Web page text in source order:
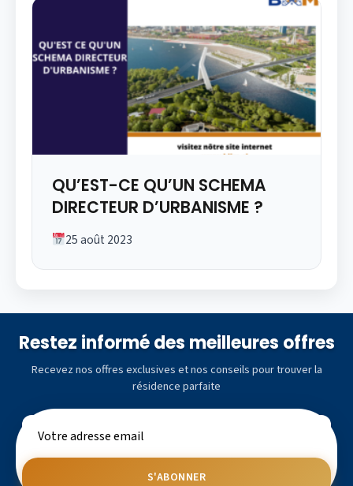
QU’EST-CE QU’UN SCHEMA
DIRECTEUR D’URBANISME ?
25 août 2023
Restez informé des meilleures offres
Recevez nos offres exclusives et nos conseils pour trouver la
résidence parfaite
S'ABONNER